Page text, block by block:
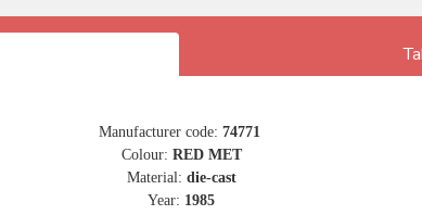
Manufacturer code: 74771
Colour: RED MET
Material: die-cast
Year: 1985